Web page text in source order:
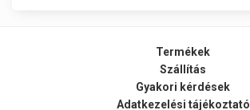
Termékek
Szállítás
Gyakori kérdések
Adatkezelési tájékoztató